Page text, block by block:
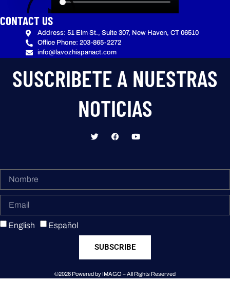
CONTACT US
Address: 51 Elm St., Suite 307, New Haven, CT 06510
Office Phone: 203-865-2272
info@lavozhispanact.com
SUSCRIBETE A NUESTRAS
NOTICIAS
English Español
SUBSCRIBE
©2026 Powered by IMAGO – All Rights Reserved